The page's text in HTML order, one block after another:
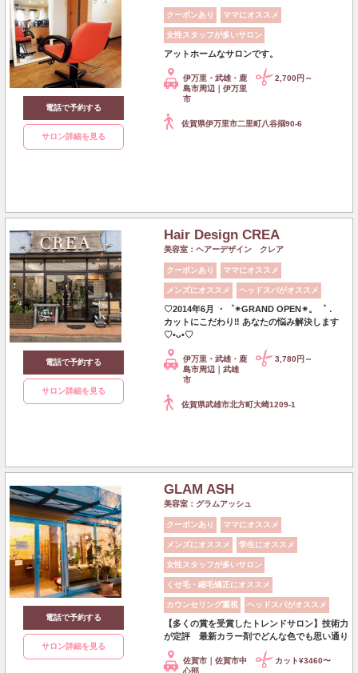
電話で予約する
サロン詳細を見る
クーポンあり ママにオススメ
女性スタッフが多いサロン
アットホームなサロンです。
伊万里・武雄・鹿
島市周辺｜伊万里
市
2,700円～
佐賀県伊万里市二里町八谷搦90-6
電話で予約する
サロン詳細を見る
Hair Design CREA
美容室：ヘアーデザイン クレア
クーポンあり ママにオススメ
メンズにオススメ ヘッドスパがオススメ
♡2014年6月 ・゜✴︎GRAND OPEN✴︎。゜．
カットにこだわり‼︎ あなたの悩み解決します
♡•ᴗ•♡
伊万里・武雄・鹿
島市周辺｜武雄
市
3,780円～
佐賀県武雄市北方町大崎1209-1
電話で予約する
サロン詳細を見る
GLAM ASH
美容室：グラムアッシュ
クーポンあり ママにオススメ
メンズにオススメ 学生にオススメ
女性スタッフが多いサロン
くせ毛・縮毛矯正にオススメ
カウンセリング重視 ヘッドスパがオススメ
【多くの賞を受賞したトレンドサロン】技術力
が定評 最新カラー剤でどんな色でも思い通り
佐賀市｜佐賀市中
カット¥3460〜